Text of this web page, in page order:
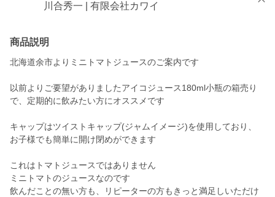
川合秀一 | 有限会社カワイ
商品説明
北海道余市よりミニトマトジュースのご案内です
以前よりご要望がありましたアイコジュース180ml小瓶の箱売り
で、定期的に飲みたい方にオススメです
キャップはツイストキャップ(ジャムイメージ)を使用しており、
お子様でも簡単に開け閉めができます
これはトマトジュースではありません
ミニトマトのジュースなのです
飲んだことの無い方も、リピーターの方もきっと満足しいただけ